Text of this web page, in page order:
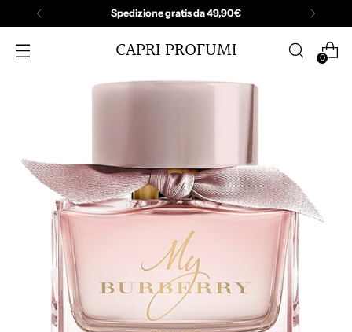
Spedizione gratis da 49,90€
CAPRI PROFUMI 0